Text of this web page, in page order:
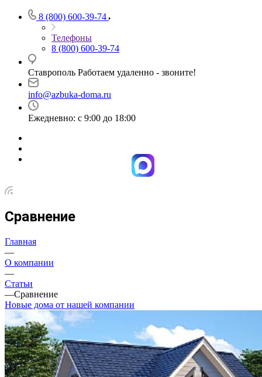
8 (800) 600-39-74
Телефоны
8 (800) 600-39-74
Ставрополь Работаем удаленно - звоните!
info@azbuka-doma.ru
Ежедневно: с 9:00 до 18:00
Сравнение
Главная
—
О компании
—
Статьи
—Сравнение
Новые дома от нашей компании